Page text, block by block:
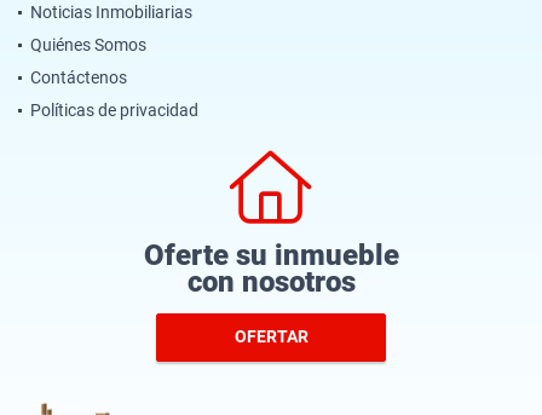
Noticias Inmobiliarias
Quiénes Somos
Contáctenos
Políticas de privacidad
Oferte su inmueble
con nosotros
OFERTAR